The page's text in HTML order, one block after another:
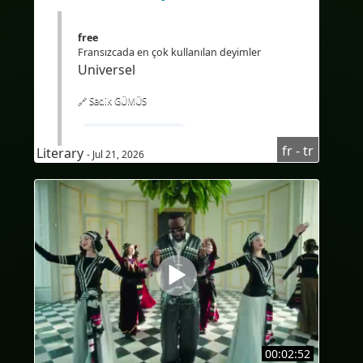
free
Fransızcada en çok kullanılan deyimler
Universel
🔗 Sadik GÜMÜS
#TürkçekonuşanlariçinFransızcakursu
#Fransızcadinlediğinianlama
#Audioenfrançais
#AudioFransızca
#sous-titresenturc
#altyazılarTürkçe
#Bilingue
#sous-titresbilingues
#Traduction
#IA
#İkidilli #İkidillialtyazılar
Literary - Jul 21, 2026 fr - tr
00:02:52